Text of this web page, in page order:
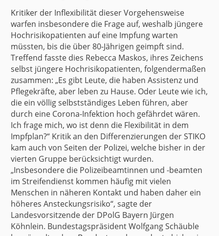
Kritiker der Inflexibilität dieser Vorgehensweise
warfen insbesondere die Frage auf, weshalb jüngere
Hochrisikopatienten auf eine Impfung warten
müssten, bis die über 80-Jährigen geimpft sind.
Treffend fasste dies Rebecca Maskos, ihres Zeichens
selbst jüngere Hochrisikopatienten, folgendermaßen
zusammen: „Es gibt Leute, die haben Assistenz und
Pflegekräfte, aber leben zu Hause. Oder Leute wie ich,
die ein völlig selbstständiges Leben führen, aber
durch eine Corona-Infektion hoch gefährdet wären.
Ich frage mich, wo ist denn die Flexibilität in dem
Impfplan?“ Kritik an den Differenzierungen der STIKO
kam auch von Seiten der Polizei, welche bisher in der
vierten Gruppe berücksichtigt wurden.
„Insbesondere die Polizeibeamtinnen und -beamten
im Streifendienst kommen häufig mit vielen
Menschen in näheren Kontakt und haben daher ein
höheres Ansteckungsrisiko“, sagte der
Landesvorsitzende der DPolG Bayern Jürgen
Köhnlein. Bundestagspräsident Wolfgang Schäuble